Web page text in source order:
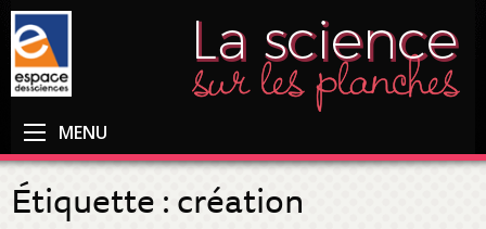
MENU
Étiquette :création